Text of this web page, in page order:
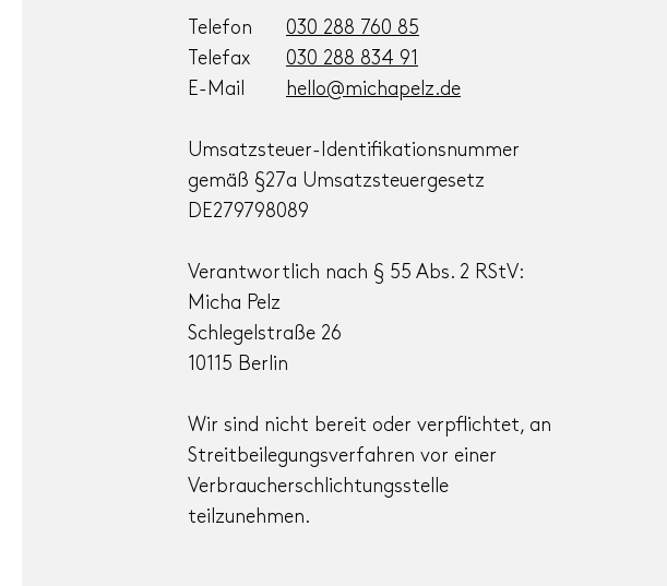
Telefon
030 288 760 85
Telefax
030 288 834 91
E-Mail
hello@michapelz.de
Umsatzsteuer-Identifikationsnummer
gemäß §27a Umsatzsteuergesetz
DE279798089
Verantwortlich nach § 55 Abs. 2 RStV:
Micha Pelz
Schlegelstraße 26
10115 Berlin
Wir sind nicht bereit oder verpflichtet, an
Streitbeilegungsverfahren vor einer
Verbraucherschlichtungsstelle
teilzunehmen.